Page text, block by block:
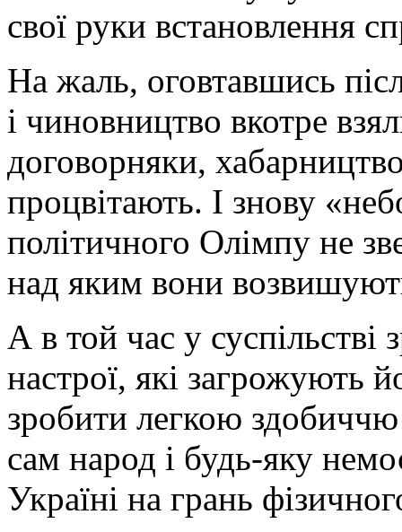
свої руки встановлення
На жаль, оговтавшись
і чиновництво вкотре
договорняки,
процвітають. І знову
політичного Олімпу не
над яким вони
А в той час у суспільстві
настрої, які загрожують
зробити легкою здобиччю
сам народ і будь-яку
Україні на грань